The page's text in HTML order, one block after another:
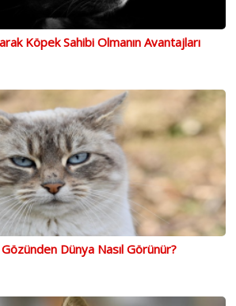
Köpek Sahibi Olmanın Avantajları
Dünya Nasıl Görünür?